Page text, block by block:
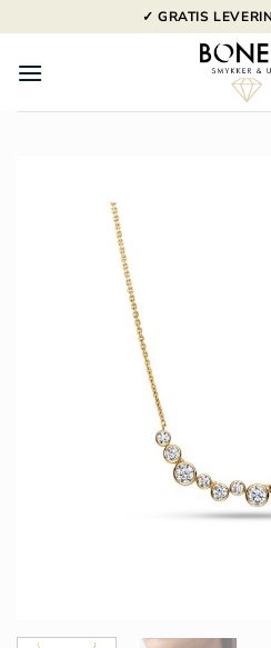
til
indhold
✓ GRATIS